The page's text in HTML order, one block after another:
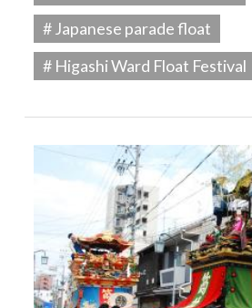
# Japanese parade float
# Higashi Ward Float Festival